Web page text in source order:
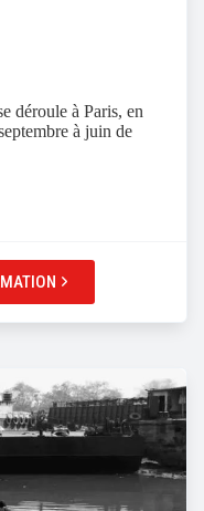
déroule à Paris, en
à juin de